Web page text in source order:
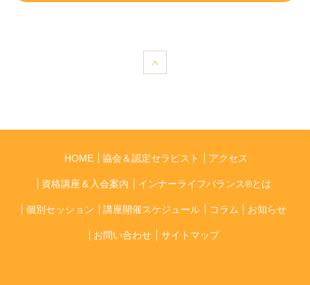
HOME 協会＆認定セラピスト アクセス
資格講座＆入会案内 インナーライフバランス®とは
個別セッション 講座開催スケジュール コラム お知らせ
お問い合わせ サイトマップ